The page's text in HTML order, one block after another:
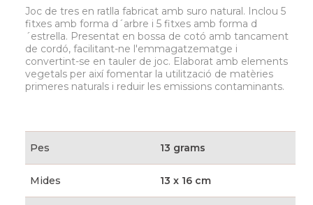
Joc de tres en ratlla fabricat amb suro natural. Inclou 5
fitxes amb forma d´arbre i 5 fitxes amb forma d
´estrella. Presentat en bossa de cotó amb tancament
de cordó, facilitant-ne l'emmagatzematge i
convertint-se en tauler de joc. Elaborat amb elements
vegetals per així fomentar la utilització de matèries
primeres naturals i reduir les emissions contaminants.
Pes 13 grams
Mides 13 x 16 cm